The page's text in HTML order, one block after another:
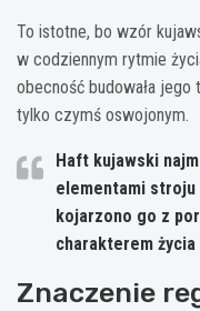
To istotne, bo wzór
w codziennym rytmie
obecność budowała jego
tylko czymś oswojonym.
Haft kujawski
elementami stroju
kojarzono go z
charakterem
Znaczenie